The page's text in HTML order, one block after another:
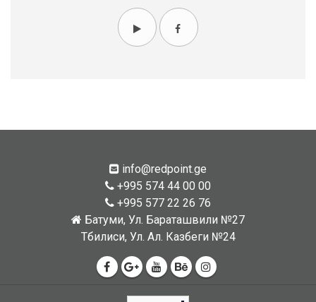
info@redpoint.ge
+995 574 44 00 00
+995 577 22 26 76
Батуми, Ул. Бараташвили №27
Тбилиси, Ул. Ал. Казбеги №24